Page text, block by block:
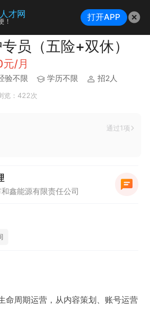
员（五险+双休）
/月
验不限 学历不限 招2人
览：422次
通过1项
鑫能源有限责任公司
命周期运营，从内容策划、账号运营
才网
！ 打开APP